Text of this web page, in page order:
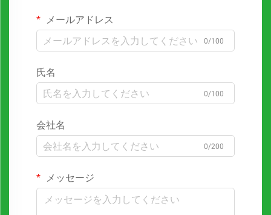
メールアドレス
0/100
氏名
0/100
会社名
0/200
メッセージ